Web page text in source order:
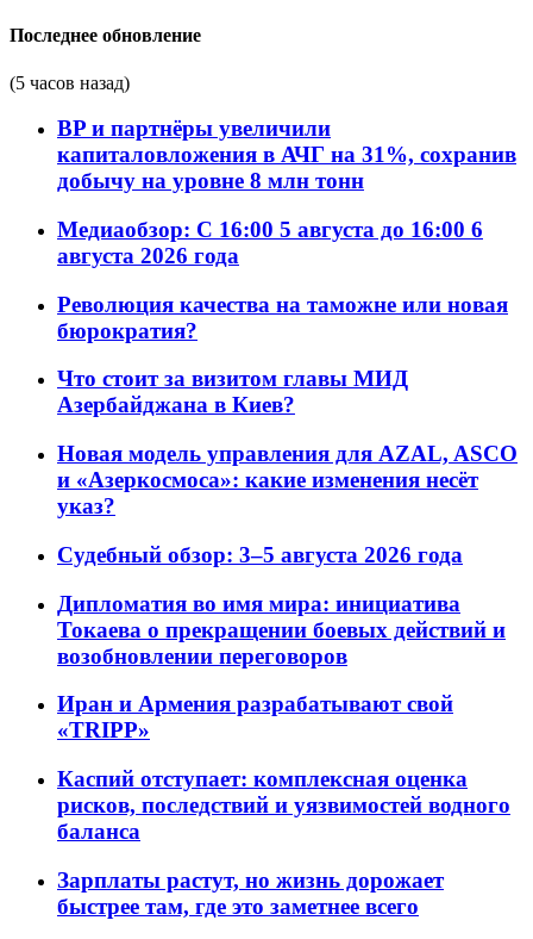
Последнее обновление
(5 часов назад)
BP и партнёры увеличили
капиталовложения в АЧГ на 31%, сохранив
добычу на уровне 8 млн тонн
Медиаобзор: С 16:00 5 августа до 16:00 6
августа 2026 года
Революция качества на таможне или новая
бюрократия?
Что стоит за визитом главы МИД
Азербайджана в Киев?
Новая модель управления для AZAL, ASCO
и «Азеркосмоса»: какие изменения несёт
указ?
Судебный обзор: 3–5 августа 2026 года
Дипломатия во имя мира: инициатива
Токаева о прекращении боевых действий и
возобновлении переговоров
Иран и Армения разрабатывают свой
«TRIPP»
Каспий отступает: комплексная оценка
рисков, последствий и уязвимостей водного
баланса
Зарплаты растут, но жизнь дорожает
быстрее там, где это заметнее всего